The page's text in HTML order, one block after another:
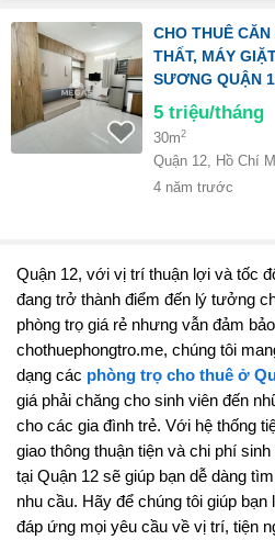
CHO THUÊ
THẤT, MÁY
SƯƠNG QUẬN
5 triệu/tháng
30m2
Quận 12, Hồ Chí
4 năm trước
Quận 12, với vị trí thuận lợi và tốc
đang trở thành điểm đến lý tưởng
phòng trọ giá rẻ nhưng vẫn đảm
chothuephongtro.me, chúng tôi
dạng các phòng trọ cho thuê ở
giá phải chăng cho sinh viên đến
cho các gia đình trẻ. Với hệ thống
giao thông thuận tiện và chi phí
tại Quận 12 sẽ giúp bạn dễ dàng
nhu cầu. Hãy để chúng tôi giúp
đáp ứng mọi yêu cầu về vị trí, tiện